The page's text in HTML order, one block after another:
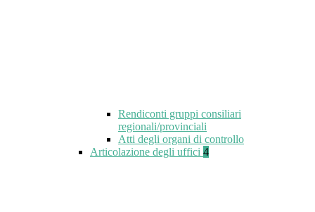
Rendiconti gruppi consiliari
regionali/provinciali
Atti degli organi di controllo
Articolazione degli uffici 4